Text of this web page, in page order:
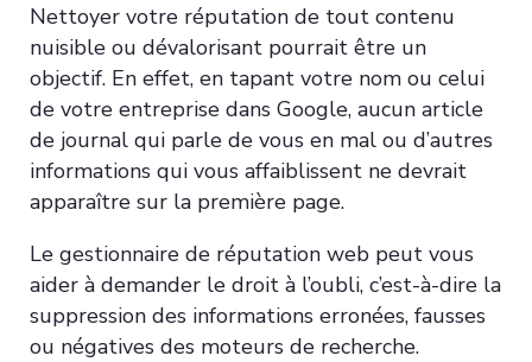
Nettoyer votre réputation de tout contenu
nuisible ou dévalorisant pourrait être un
objectif. En effet, en tapant votre nom ou celui
de votre entreprise dans Google, aucun article
de journal qui parle de vous en mal ou d’autres
informations qui vous affaiblissent ne devrait
apparaître sur la première page.
Le gestionnaire de réputation web peut vous
aider à demander le droit à l’oubli, c’est-à-dire la
suppression des informations erronées, fausses
ou négatives des moteurs de recherche.